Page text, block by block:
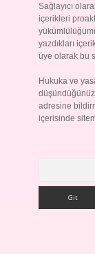
Sağlayıcı
içerikleri
yazdıkları
üye olarak bu
Hukuka ve
adresine
içerisinde